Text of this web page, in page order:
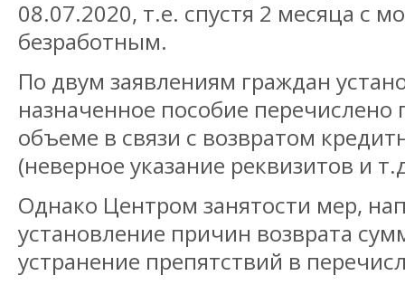
08.07.2020, т.е. спустя 2 месяца с
безработным.
По двум заявлениям граждан
назначенное пособие
объеме в связи с возвратом
(неверное указание реквизитов и
Однако Центром занятости мер,
установление причин возврата
устранение препятствий в